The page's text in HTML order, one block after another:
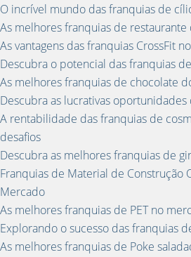
O incrível mundo das franquias de
As melhores franquias de
As vantagens das franquias CrossFit
Descubra o potencial das franquias
As melhores franquias de chocolate
Descubra as lucrativas
A rentabilidade das franquias de
desafios
Descubra as melhores franquias de
Franquias de Material de Construção
Mercado
As melhores franquias de PET no
Explorando o sucesso das franquias
As melhores franquias de Poke